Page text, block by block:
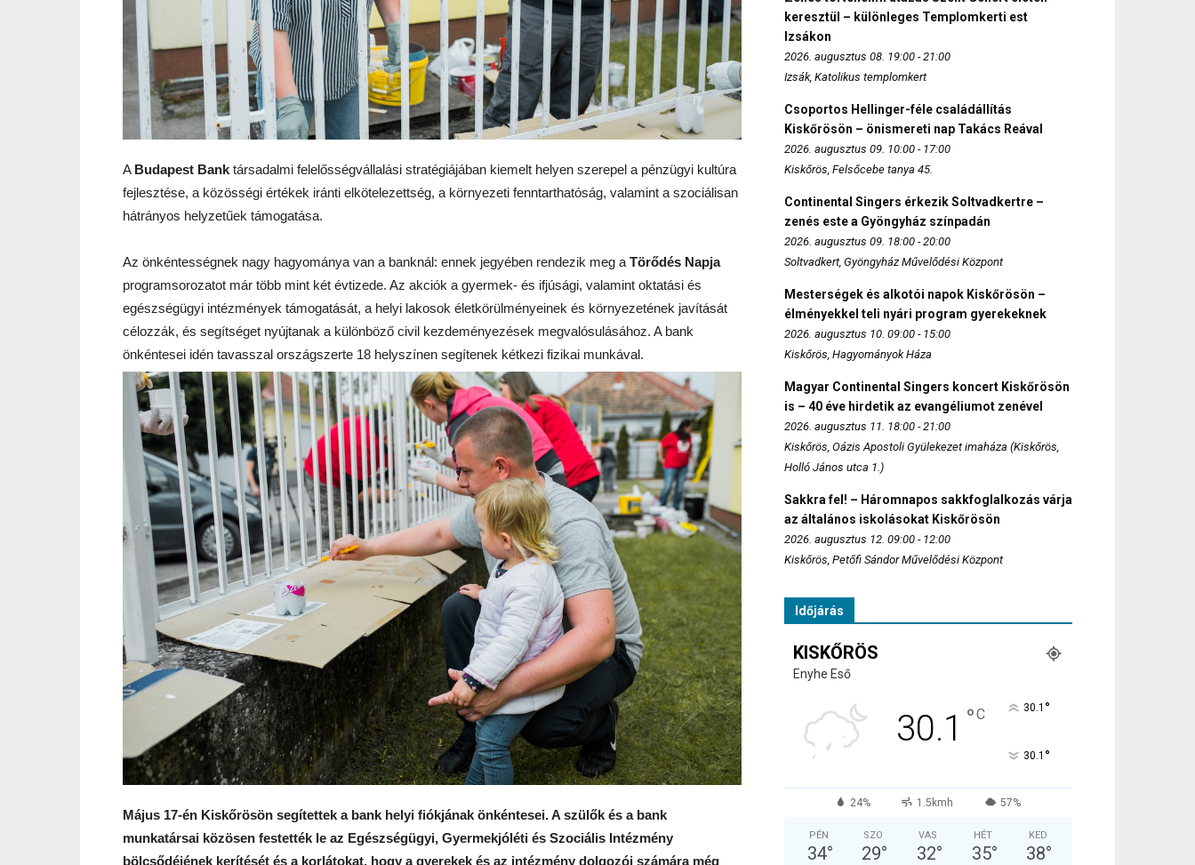
A Budapest Bank társadalmi felelősségvállalási stratégiájában kiemelt helyen szerepel a pénzügyi kultúra
fejlesztése, a közösségi értékek iránti elkötelezettség, a környezeti fenntarthatóság, valamint a szociálisan
hátrányos helyzetűek támogatása.
Az önkéntességnek nagy hagyománya van a banknál: ennek jegyében rendezik meg a Törődés Napja
programsorozatot már több mint két évtizede. Az akciók a gyermek- és ifjúsági, valamint oktatási és
egészségügyi intézmények támogatását, a helyi lakosok életkörülményeinek és környezetének javítását
célozzák, és segítséget nyújtanak a különböző civil kezdeményezések megvalósulásához. A bank
önkéntesei idén tavasszal országszerte 18 helyszínen segítenek kétkezi fizikai munkával.
Május 17-én Kiskőrösön segítettek a bank helyi fiókjának önkéntesei. A szülők és a bank
munkatársai közösen festették le az Egészségügyi, Gyermekjóléti és Szociális Intézmény
bölcsődéjének kerítését és a korlátokat, hogy a gyerekek és az intézmény dolgozói számára még
keresztül – különleges Templomkerti est
Izsákon
2026. augusztus 08. 19:00 - 21:00
Izsák, Katolikus templomkert
Csoportos Hellinger-féle családállítás
Kiskőrösön – önismereti nap Takács Reával
2026. augusztus 09. 10:00 - 17:00
Kiskőrös, Felsőcebe tanya 45.
Continental Singers érkezik Soltvadkertre –
zenés este a Gyöngyház színpadán
2026. augusztus 09. 18:00 - 20:00
Soltvadkert, Gyöngyház Művelődési Központ
Mesterségek és alkotói napok Kiskőrösön –
élményekkel teli nyári program gyerekeknek
2026. augusztus 10. 09:00 - 15:00
Kiskőrös, Hagyományok Háza
Magyar Continental Singers koncert Kiskőrösön
is – 40 éve hirdetik az evangéliumot zenével
2026. augusztus 11. 18:00 - 21:00
Kiskőrös, Oázis Apostoli Gyülekezet imaháza (Kiskőrös,
Holló János utca 1.)
Sakkra fel! – Háromnapos sakkfoglalkozás várja
az általános iskolásokat Kiskőrösön
2026. augusztus 12. 09:00 - 12:00
Kiskőrös, Petőfi Sándor Művelődési Központ
Időjárás
KISKŐRÖS
Enyhe Eső
30.1 °C 30.1 °
30.1 °
24% 1.5kmh 57%
PÉN
34°
SZO
29°
VAS
32°
HÉT
35°
KED
38°